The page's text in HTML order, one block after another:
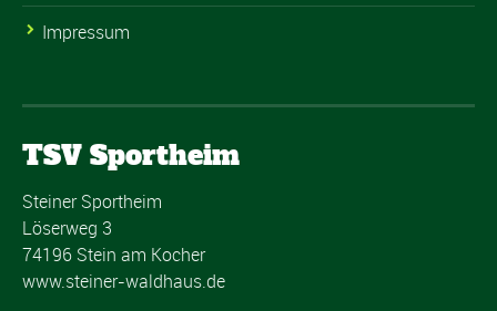
Impressum
TSV Sportheim
Steiner Sportheim
Löserweg 3
74196 Stein am Kocher
www.steiner-waldhaus.de